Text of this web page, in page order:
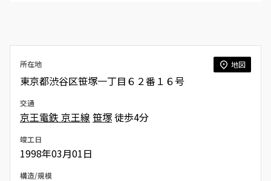
所在地 地図
東京都渋谷区笹塚一丁目６２番１６号
交通
京王電鉄 京王線 笹塚徒歩4分
竣工日
1998年03月01日
構造/規模